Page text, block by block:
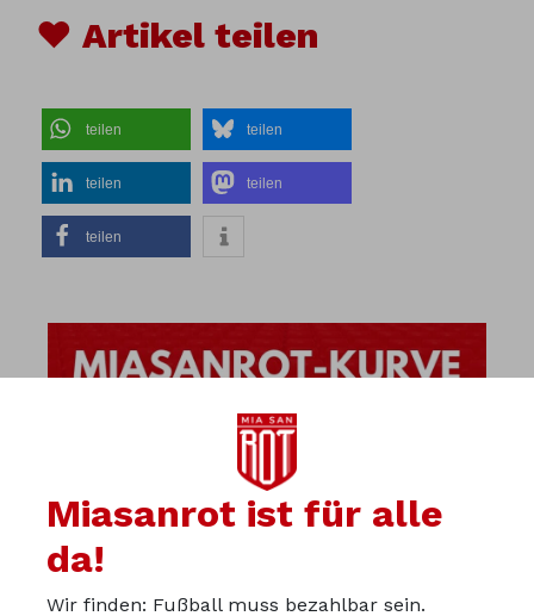
♥ Artikel teilen
teilen teilen
teilen teilen
teilen
Miasanrot ist für alle
da!
Wir finden: Fußball muss bezahlbar sein.